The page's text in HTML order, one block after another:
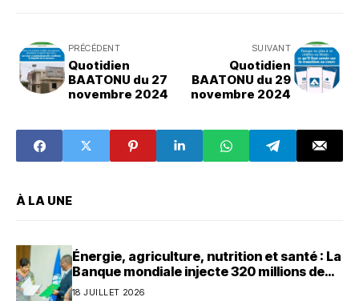
PRÉCÉDENT
Quotidien
BAATONU du 27
novembre 2024
SUIVANT
Quotidien
BAATONU du 29
novembre 2024
À LA UNE
Énergie, agriculture, nutrition et santé : La
Banque mondiale injecte 320 millions de
dollars au Bénin
18 JUILLET 2026